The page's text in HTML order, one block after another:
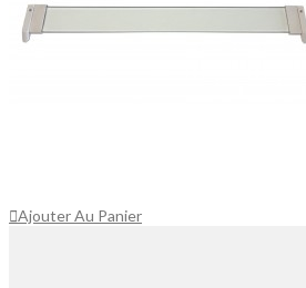
Ajouter Au Panier